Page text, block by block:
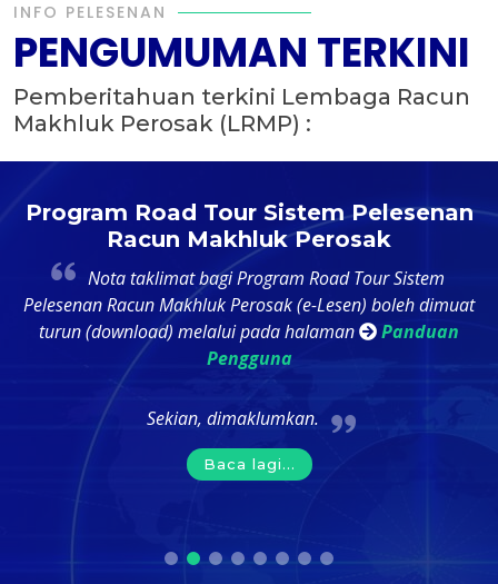
INFO PELESENAN
PENGUMUMAN TERKINI
Pemberitahuan terkini Lembaga Racun
Makhluk Perosak (LRMP) :
Program Road Tour Sistem Pelesenan
Racun Makhluk Perosak
Nota taklimat bagi Program Road Tour Sistem
Pelesenan Racun Makhluk Perosak (e-Lesen) boleh dimuat
turun (download) melalui pada halaman
Panduan
Pengguna
Sekian, dimaklumkan.
Baca lagi...